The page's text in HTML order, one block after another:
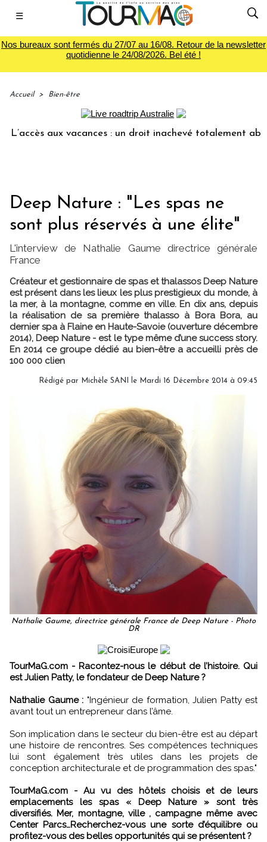
☰
Nos bureaux sont fermés du 27/07 au 16/08. Retour de la newsletter
quotidienne le 24/08/2026. Bel été !
Accueil > Bien-être
aux vacances : un droit inachevé totalement
Deep Nature : "Les spas ne
sont plus réservés à une élite"
L'interview de Nathalie Gaume directrice générale
France
Créateur et gestionnaire de spas et thalassos Deep Nature
est présent dans les lieux les plus prestigieux du monde, à
la mer, à la montagne, comme en ville. En dix ans, depuis
la réalisation de sa première thalasso à Bora Bora, au
dernier spa à Flaine en Haute-Savoie (ouverture décembre
2014), Deep Nature - est le type même d’une success story.
En 2014 ce groupe dédié au bien-être a accueilli près de
100 000 clien
Rédigé par Michèle SANI le Mardi 16 Décembre 2014 à 09:45
Nathalie Gaume, directrice générale France de Deep Nature - Photo
DR
TourMaG.com - Racontez-nous le début de l’histoire. Qui
est Julien Patty, le fondateur de Deep Nature ?
Nathalie Gaume : "Ingénieur de formation, Julien Patty est
avant tout un entrepreneur dans l’âme.
Son implication dans le secteur du bien-être est au départ
une histoire de rencontres. Ses compétences techniques
lui sont également très utiles dans les projets de
conception architecturale et de programmation des spas."
TourMaG.com - Au vu des hôtels choisis et de leurs
emplacements les spas « Deep Nature » sont très
diversifiés. Mer, montagne, ville , campagne même avec
Center Parcs…Recherchez-vous une sorte d’équilibre ou
profitez-vous des belles opportunités qui se présentent ?